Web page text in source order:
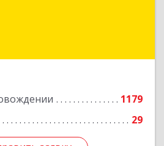
1179
29
обл, Екатеринбург г,